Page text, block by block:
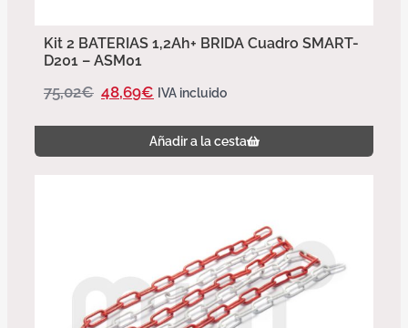
Kit 2 BATERIAS 1,2Ah+ BRIDA Cuadro SMART-
D201 – ASM01
75,02€ 48,69€ IVA incluido
Añadir a la cesta